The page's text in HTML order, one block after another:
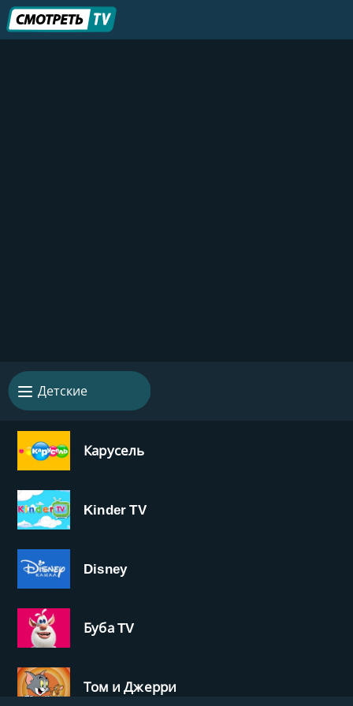
Детские
Карусель
Kinder TV
Disney
Буба TV
Том и Джерри